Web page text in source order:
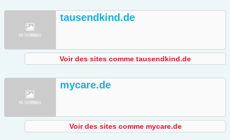
tausendkind.de
Voir des sites comme tausendkind.de
mycare.de
Voir des sites comme mycare.de